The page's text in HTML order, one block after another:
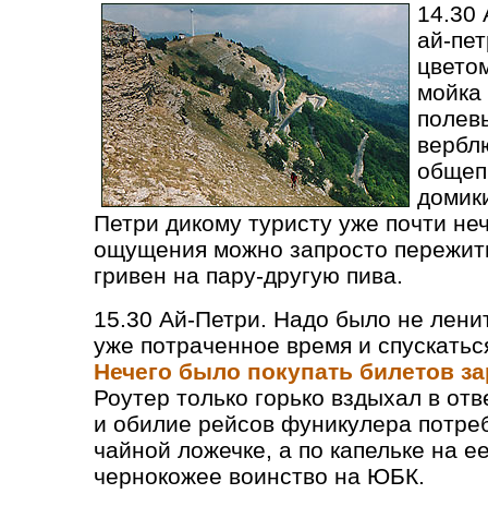
14.30
ай-
Петри дикому туристу уже почти
ощущения можно запросто
гривен на пару-другую пива.
15.30 Ай-Петри. Надо было не
уже потраченное время и
Нечего было покупать билетов
Роутер только горько вздыхал в
и обилие рейсов фуникулера
чайной ложечке, а по капельке на
чернокожее воинство на ЮБК.